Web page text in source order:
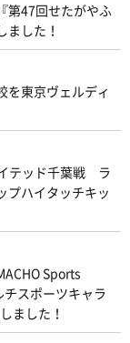
第47回せたがやふ
した！
を東京ヴェルディ
テッド千葉戦 ラ
プハイタッチキッ
Sports
スポーツキャラ
ました！